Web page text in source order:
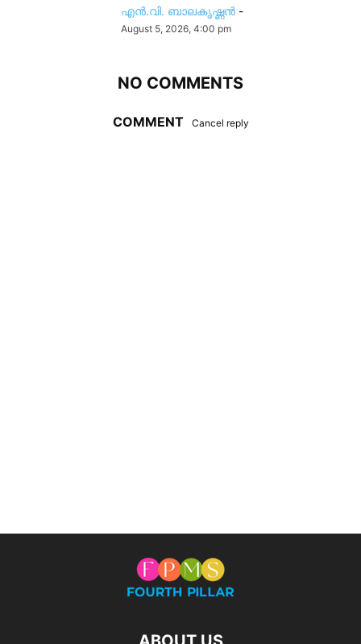
എൻ.വി. ബാലകൃഷ്ണൻ -
August 5, 2026, 4:00 pm
NO COMMENTS
COMMENT Cancel reply